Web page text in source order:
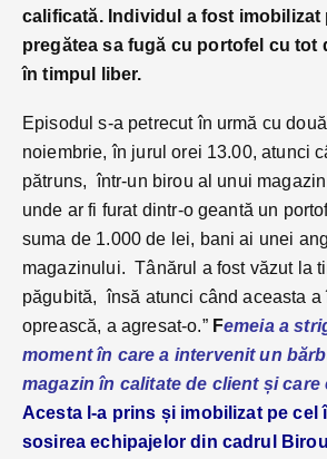
calificată. Individul a fost imobilizat
pregătea sa fugă cu portofel cu tot
în timpul liber.
Episodul s-a petrecut în urmă cu
noiembrie, în jurul orei 13.00, atunci
pătruns, într-un birou al unui
unde ar fi furat dintr-o geantă un
suma de 1.000 de lei, bani ai unei
magazinului. Tânărul a fost văzut la
păgubită, însă atunci când aceasta a
oprească, a agresat-o.”Femeia a
moment în care a intervenit un
magazin în calitate de client și
Acesta l-a prins și imobilizat pe cel
sosirea echipajelor din cadrul